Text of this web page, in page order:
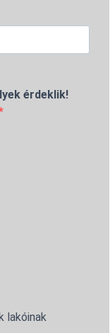
érdeklik!
lakóinak